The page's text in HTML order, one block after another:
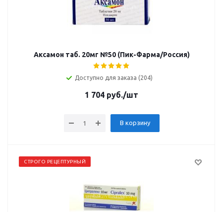
Аксамон таб. 20мг №50 (Пик-Фарма/Россия)
Доступно для заказа (204)
1 704 руб./шт
В корзину
СТРОГО РЕЦЕПТУРНЫЙ